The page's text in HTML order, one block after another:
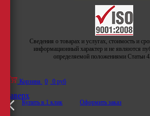
Сведения о товарах и услугах, стоимость и
информационный характер и не являются
определяемой положениями Статьи
Корзина 0 0 руб
Купить в 1 клик Оформить заказ
Наверх